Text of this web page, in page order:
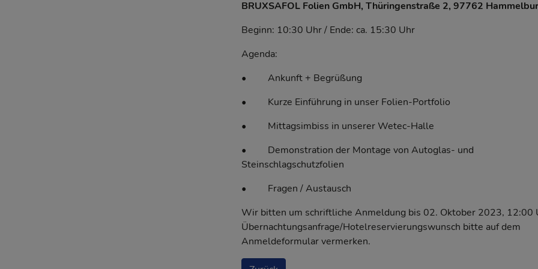
BRUXSAFOL Folien GmbH, Thüringenstraße 2, 97762
Beginn: 10:30 Uhr / Ende: ca. 15:30 Uhr
Agenda:
• Ankunft + Begrüßung
• Kurze Einführung in unser Folien-Portfolio
• Mittagsimbiss in unserer Wetec-Halle
• Demonstration der Montage von Autoglas- und
Steinschlagschutzfolien
• Fragen / Austausch
Wir bitten um schriftliche Anmeldung bis 02. Oktober 2023, 12:00
Übernachtungsanfrage/Hotelreservierungswunsch bitte auf dem
Anmeldeformular vermerken.